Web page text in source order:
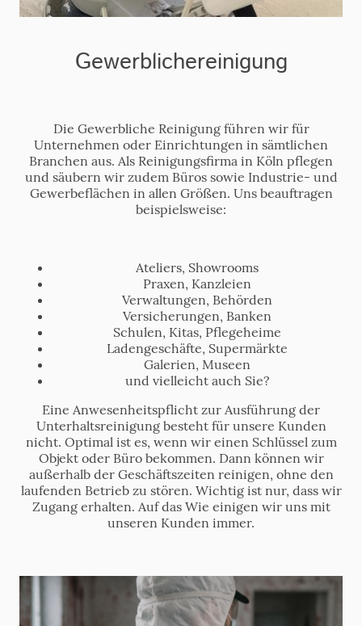
Gewerblichereinigung
Die Gewerbliche Reinigung führen wir für
Unternehmen oder Einrichtungen in sämtlichen
Branchen aus. Als Reinigungsfirma in Köln pflegen
und säubern wir zudem Büros sowie Industrie- und
Gewerbeflächen in allen Größen. Uns beauftragen
beispielsweise:
Ateliers, Showrooms
Praxen, Kanzleien
Verwaltungen, Behörden
Versicherungen, Banken
Schulen, Kitas, Pflegeheime
Ladengeschäfte, Supermärkte
Galerien, Museen
und vielleicht auch Sie?
Eine Anwesenheitspflicht zur Ausführung der
Unterhaltsreinigung besteht für unsere Kunden
nicht. Optimal ist es, wenn wir einen Schlüssel zum
Objekt oder Büro bekommen. Dann können wir
außerhalb der Geschäftszeiten reinigen, ohne den
laufenden Betrieb zu stören. Wichtig ist nur, dass wir
Zugang erhalten. Auf das Wie einigen wir uns mit
unseren Kunden immer.